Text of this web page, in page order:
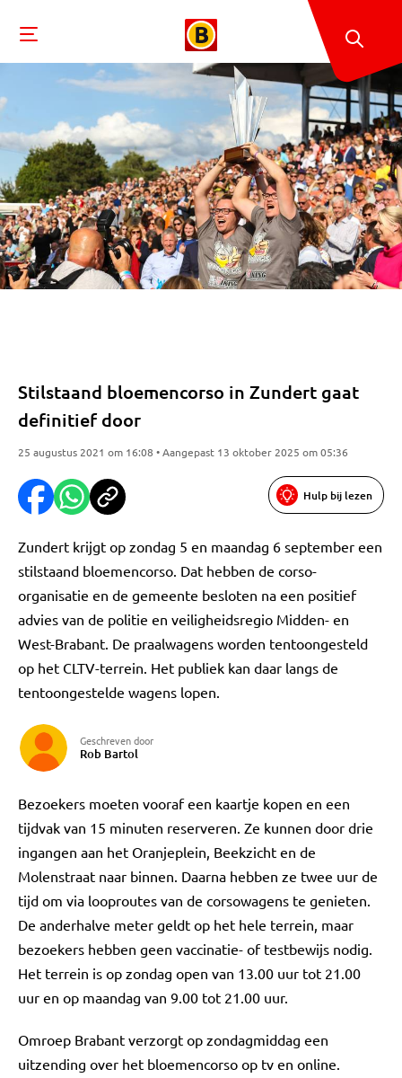
Stilstaand bloemencorso in Zundert gaat
definitief door
25 augustus 2021 om 16:08 • Aangepast 13 oktober 2025 om 05:36
Hulp bij lezen
Zundert krijgt op zondag 5 en maandag 6 september een
stilstaand bloemencorso. Dat hebben de corso-
organisatie en de gemeente besloten na een positief
advies van de politie en veiligheidsregio Midden- en
West-Brabant. De praalwagens worden tentoongesteld
op het CLTV-terrein. Het publiek kan daar langs de
tentoongestelde wagens lopen.
Geschreven door
Rob Bartol
Bezoekers moeten vooraf een kaartje kopen en een
tijdvak van 15 minuten reserveren. Ze kunnen door drie
ingangen aan het Oranjeplein, Beekzicht en de
Molenstraat naar binnen. Daarna hebben ze twee uur de
tijd om via looproutes van de corsowagens te genieten.
De anderhalve meter geldt op het hele terrein, maar
bezoekers hebben geen vaccinatie- of testbewijs nodig.
Het terrein is op zondag open van 13.00 uur tot 21.00
uur en op maandag van 9.00 tot 21.00 uur.
Omroep Brabant verzorgt op zondagmiddag een
uitzending over het bloemencorso op tv en online.